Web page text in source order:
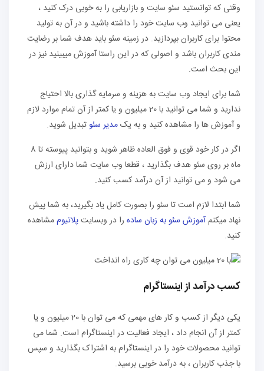
وقتی که توانستید سئو سایت و بازاریابی را به خوبی درک کنید ،
یعنی می توانید وب سایت خود را داشته باشید و در آن به تولید
محتوا برای کاربران بپردازید. در زمینه سئو باید هدف شما بر رضایت
مندی کاربران باشد و اصولی که در این راستا آموزش میبینید نیز در
این بحث است.
شما برای ایجاد وب سایت به هزینه و سرمایه گذاری بالا احتیاج
ندارید و شما می توانید با 20 میلیون و یا کمتر از آن تمام موارد لازم
و آموزش ها را مشاهده کنید و به یکمدیر سئو تبدیل شوید.
اگر در کار خود قوی و فوق العاده ظاهر شوید و بتوانید پیوسته تا 8
ماه بر روی سئو هدف بگذارید ، قطعا وب سایت شما دارای ارزش
می شود و می توانید از آن درآمد کسب کنید.
شما ابتدا لازم است تا سئو را بصورت کامل یاد بگیرید، به شما پیش
نهاد میکنمآموزش سئو به زبان ساده را در وبسایتپلاتیوممشاهده
کنید.
کسب درآمد از اینستاگرام
یکی دیگر از کسب و کار های مهمی که می توان با 20 میلیون و یا
کمتر از آن انجام داد ، ایجاد فعالیت در اینستاگرام است. شما می
توانید محصولات خود را در اینستاگرام به اشتراک بگذارید و سپس
با جذب کاربران ، به درآمد خوبی برسید.